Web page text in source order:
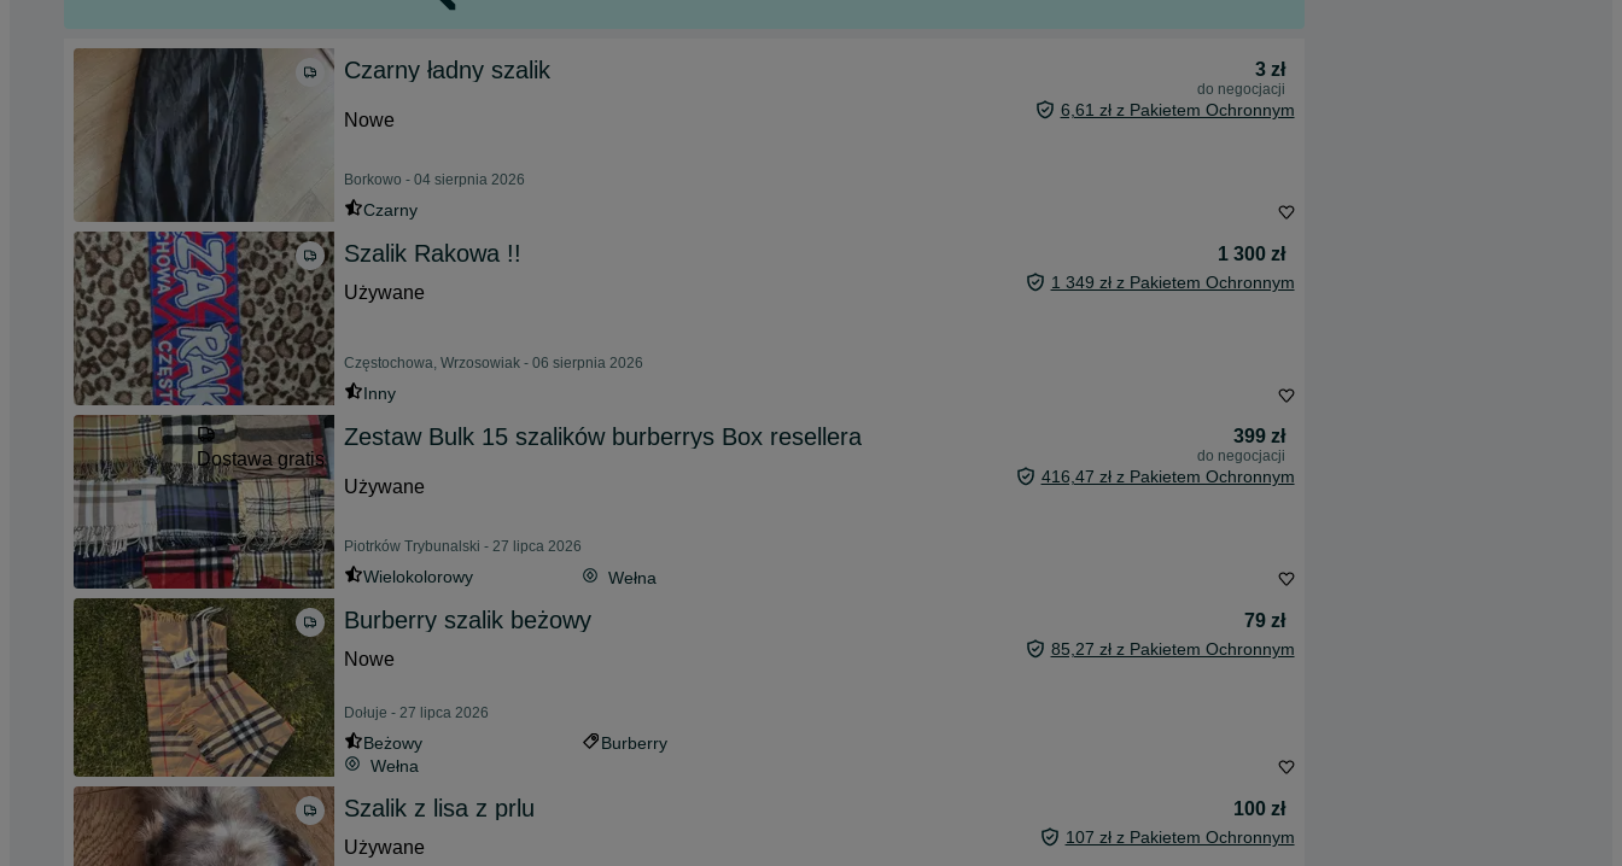
Czarny ładny szalik 3 zł
do negocjacji
Nowe 6,61 zł z Pakietem Ochronnym
Borkowo - 04 sierpnia 2026
Czarny
Szalik Rakowa !!
1 300 zł
Używane
1 349 zł z Pakietem Ochronnym
Częstochowa, Wrzosowiak - 06 sierpnia 2026
Inny
Dostawa gratis
Zestaw Bulk 15 szalików burberrys Box resellera 399 zł
do negocjacji
Używane 416,47 zł z Pakietem Ochronnym
Piotrków Trybunalski - 27 lipca 2026
Wielokolorowy Wełna
Burberry szalik beżowy
79 zł
Nowe
85,27 zł z Pakietem Ochronnym
Dołuje - 27 lipca 2026
Beżowy
Burberry
Wełna
Szalik z lisa z prlu
100 zł
Używane
107 zł z Pakietem Ochronnym